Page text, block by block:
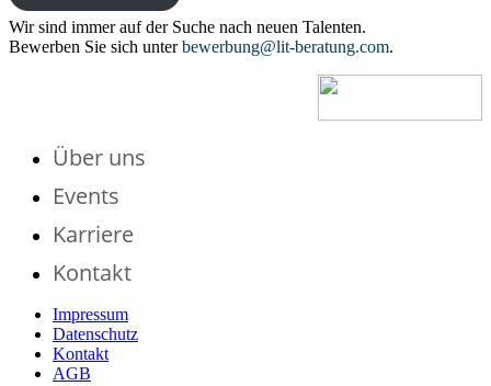
Wir sind immer auf der Suche nach neuen Talenten.
Bewerben Sie sich unterbewerbung@lit-beratung.com.
Über uns
Events
Karriere
Kontakt
Impressum
Datenschutz
Kontakt
AGB